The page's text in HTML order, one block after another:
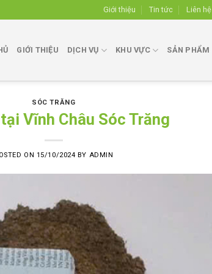
Giới thiệu Tin tức Liên hệ
GIỚI THIỆU DỊCH VỤ KHU VỰC SẢN PHẨM
SÓC TRĂNG
Vĩnh Châu Sóc Trăng
ON 15/10/2024 BY ADMIN